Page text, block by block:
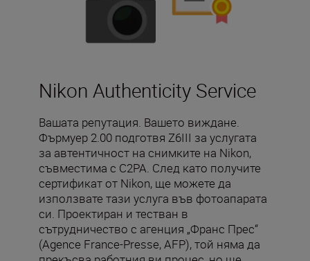
Nikon Authenticity Service
Вашата репутация. Вашето виждане.
Фърмуер 2.00 подготвя Z6III за услугата
за автентичност на снимките на Nikon,
съвместима с C2PA. След като получите
сертификат от Nikon, ще можете да
използвате тази услуга във фотоапарата
си. Проектиран и тестван в
сътрудничество с агенция „Франс Прес“
(Agence France-Presse, AFP), той няма да